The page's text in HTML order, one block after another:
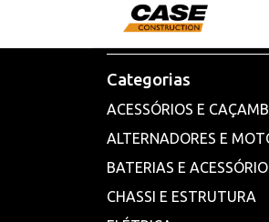
Categorias
ACESSÓRIOS E
ALTERNADORES E
BATERIAS E
CHASSI E ESTRUTURA